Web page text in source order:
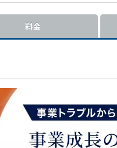
料金